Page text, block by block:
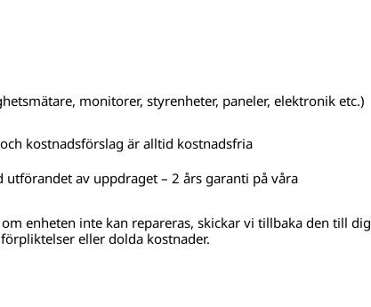
monitorer, styrenheter, paneler, elektronik etc.)
kostnadsförslag är alltid kostnadsfria
av uppdraget – 2 års garanti på våra
enheten inte kan repareras, skickar vi tillbaka den till dig
eller dolda kostnader.